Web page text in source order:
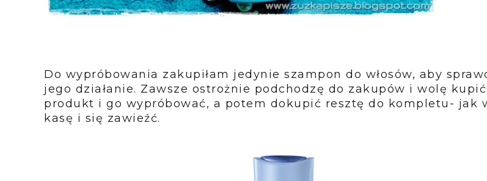
Do wypróbowania zakupiłam jedynie szampon do włosów, aby
jego działanie. Zawsze ostrożnie podchodzę do zakupów i wolę
produkt i go wypróbować, a potem dokupić resztę do kompletu- jak
kasę i się zawieźć.